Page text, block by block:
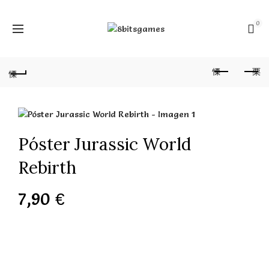
0
Póster Jurassic World
Rebirth
7,90 €